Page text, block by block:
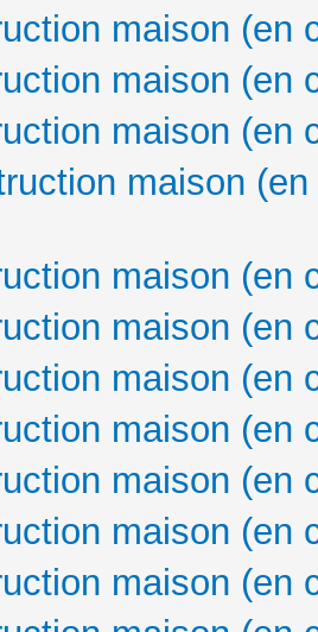
maison (en
maison (en
maison (en
maison
maison (en
maison (en
maison (en
maison (en
maison (en
maison (en
maison (en